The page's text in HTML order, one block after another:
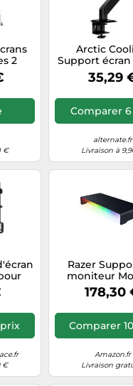
2
série
€
Arctic
Support écran
bras 3D,
VESA 75x75-
35,29
Comparer
alternate.fr
Livraison à
cm)
€
Razer
moniteur
Stand
Aluminium,
RGB, Noir
178,30
Comparer
Amazon.fr
Livraison